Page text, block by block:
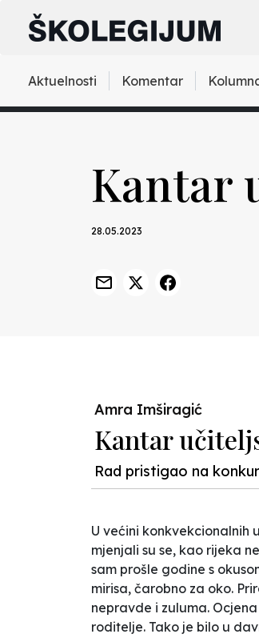
Aktuelnosti Komentar
Kantar
28.05.2023
Amra Imširagić
Kantar
Rad pristigao na
U većini konkvekcionalnih
mjenjali su se, kao rijeka
sam prošle godine s
mirisa, čarobno za oko.
nepravde i zuluma.
roditelje. Tako je bilo u